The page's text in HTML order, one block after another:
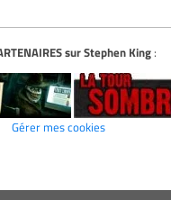
sur Stephen King:
Gérer mes cookies